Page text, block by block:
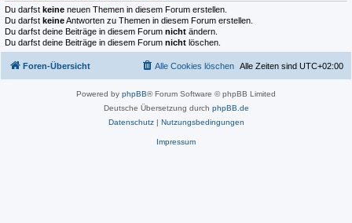
Du darfst keine neuen Themen in diesem Forum erstellen.
Du darfst keineAntworten zu Themen in diesem Forum erstellen.
Du darfst deine Beiträge in diesem Forum nicht ändern.
Du darfst deine Beiträge in diesem Forum nicht löschen.
Foren-Übersicht Alle Zeiten sind UTC+02:00
Alle Cookies löschen
Powered by phpBB® Forum Software © phpBB Limited
Deutsche Übersetzung durch phpBB.de
Datenschutz| Nutzungsbedingungen
Impressum